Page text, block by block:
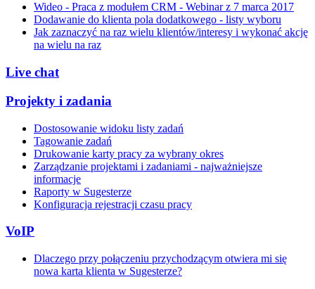
Wideo - Praca z modułem CRM - Webinar z 7 marca 2017
Dodawanie do klienta pola dodatkowego - listy wyboru
Jak zaznaczyć na raz wielu klientów/interesy i wykonać akcję
na wielu na raz
Live chat
Projekty i zadania
Dostosowanie widoku listy zadań
Tagowanie zadań
Drukowanie karty pracy za wybrany okres
Zarządzanie projektami i zadaniami - najważniejsze
informacje
Raporty w Sugesterze
Konfiguracja rejestracji czasu pracy
VoIP
Dlaczego przy połączeniu przychodzącym otwiera mi się
nowa karta klienta w Sugesterze?